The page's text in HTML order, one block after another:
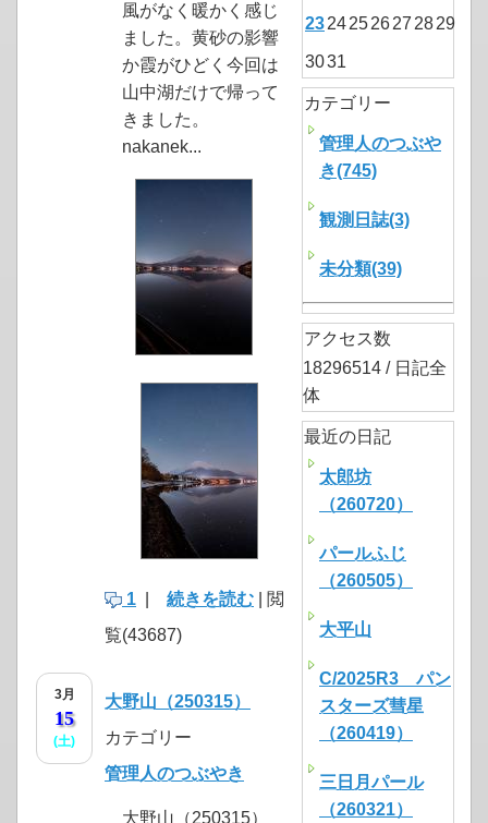
風がなく暖かく感じ
ました。黄砂の影響
か霞がひどく今回は
山中湖だけで帰って
きました。
nakanek...
1 続きを読む | 閲
覧(43687)
3月
15
(土)
大野山（250315）
カテゴリー
管理人のつぶやき
大野山（250315）
2324252627 2829
3031
カテゴリー
管理人のつぶや
き(745)
観測日誌(3)
未分類(39)
アクセス数
18296514 / 日記全
体
最近の日記
太郎坊
（260720）
パールふじ
（260505）
大平山
C/2025R3 パン
スターズ彗星
（260419）
三日月パール
（260321）